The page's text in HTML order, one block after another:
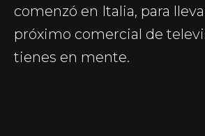
comenzó en Italia, para
próximo comercial de
tienes en mente.